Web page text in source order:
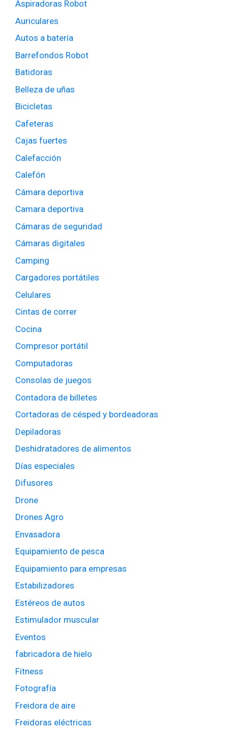
Aspiradoras Robot
Auriculares
Autos a batería
Barrefondos Robot
Batidoras
Belleza de uñas
Bicicletas
Cafeteras
Cajas fuertes
Calefacción
Calefón
Cámara deportiva
Camara deportiva
Cámaras de seguridad
Cámaras digitales
Camping
Cargadores portátiles
Celulares
Cintas de correr
Cocina
Compresor portátil
Computadoras
Consolas de juegos
Contadora de billetes
Cortadoras de césped y bordeadoras
Depiladoras
Deshidratadores de alimentos
Días especiales
Difusores
Drone
Drones Agro
Envasadora
Equipamiento de pesca
Equipamiento para empresas
Estabilizadores
Estéreos de autos
Estimulador muscular
Eventos
fabricadora de hielo
Fitness
Fotografía
Freidora de aire
Freidoras eléctricas